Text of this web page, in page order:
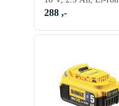
288 ,-